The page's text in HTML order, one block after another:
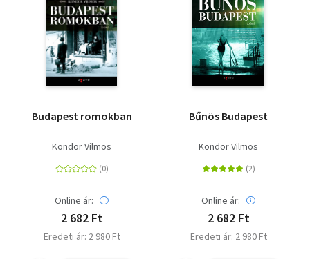
Budapest romokban
Kondor Vilmos
Online ár:
2 682 Ft
Eredeti ár: 2 980 Ft
Bűnös Budapest
Kondor Vilmos
Online ár:
2 682 Ft
Eredeti ár: 2 980 Ft